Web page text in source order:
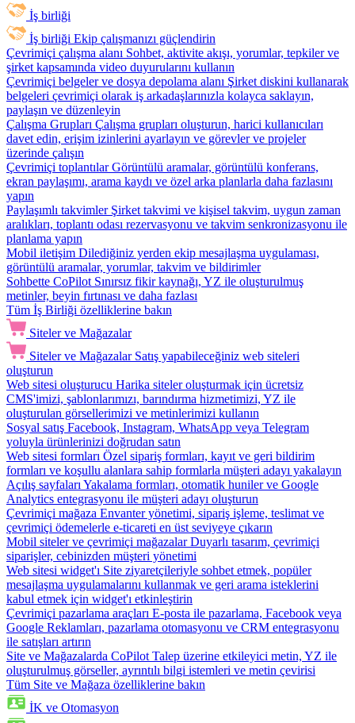
İş birliği
İş birliği Ekip çalışmanızı güçlendirin
Çevrimiçi çalışma alanı Sohbet, aktivite akışı, yorumlar, tepkiler ve
şirket kapsamında video duyurularını kullanın
Çevrimiçi belgeler ve dosya depolama alanı Şirket diskini kullanarak
belgeleri çevrimiçi olarak iş arkadaşlarınızla kolayca saklayın,
paylaşın ve düzenleyin
Çalışma Grupları Çalışma grupları oluşturun, harici kullanıcıları
davet edin, erişim izinlerini ayarlayın ve görevler ve projeler
üzerinde çalışın
Çevrimiçi toplantılar Görüntülü aramalar, görüntülü konferans,
ekran paylaşımı, arama kaydı ve özel arka planlarla daha fazlasını
yapın
Paylaşımlı takvimler Şirket takvimi ve kişisel takvim, uygun zaman
aralıkları, toplantı odası rezervasyonu ve takvim senkronizasyonu ile
planlama yapın
Mobil iletişim Dilediğiniz yerden ekip mesajlaşma uygulaması,
görüntülü aramalar, yorumlar, takvim ve bildirimler
Sohbette CoPilot Sınırsız fikir kaynağı, YZ ile oluşturulmuş
metinler, beyin fırtınası ve daha fazlası
Tüm İş Birliği özelliklerine bakın
Siteler ve Mağazalar
Siteler ve Mağazalar Satış yapabileceğiniz web siteleri
oluşturun
Web sitesi oluşturucu Harika siteler oluşturmak için ücretsiz
CMS'imizi, şablonlarımızı, barındırma hizmetimizi, YZ ile
oluşturulan görsellerimizi ve metinlerimizi kullanın
Sosyal satış Facebook, Instagram, WhatsApp veya Telegram
yoluyla ürünlerinizi doğrudan satın
Web sitesi formları Özel sipariş formları, kayıt ve geri bildirim
formları ve koşullu alanlara sahip formlarla müşteri adayı yakalayın
Açılış sayfaları Yakalama formları, otomatik huniler ve Google
Analytics entegrasyonu ile müşteri adayı oluşturun
Çevrimiçi mağaza Envanter yönetimi, sipariş işleme, teslimat ve
çevrimiçi ödemelerle e-ticareti en üst seviyeye çıkarın
Mobil siteler ve çevrimiçi mağazalar Duyarlı tasarım, çevrimiçi
siparişler, cebinizden müşteri yönetimi
Web sitesi widget'ı Site ziyaretçileriyle sohbet etmek, popüler
mesajlaşma uygulamalarını kullanmak ve geri arama isteklerini
kabul etmek için widget'ı etkinleştirin
Çevrimiçi pazarlama araçları E-posta ile pazarlama, Facebook veya
Google Reklamları, pazarlama otomasyonu ve CRM entegrasyonu
ile satışları artırın
Site ve Mağazalarda CoPilot Talep üzerine etkileyici metin, YZ ile
oluşturulmuş görseller, ayrıntılı bilgi istemleri ve metin çevirisi
Tüm Site ve Mağaza özelliklerine bakın
İK ve Otomasyon